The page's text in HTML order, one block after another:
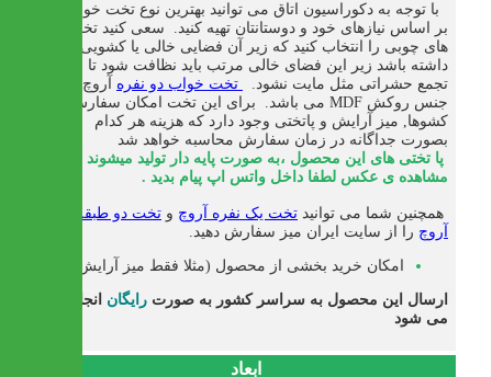
با توجه به دکوراسیون اتاق می توانید بهترین نوع تخت خواب را
بر اساس نیازهای خود و دوستانتان تهیه کنید. سعی کنید تخت
های چوبی را انتخاب کنید که زیر آن فضایی خالی یا کشویی وجود
داشته باشد زیر این فضای خالی مرتب باید نظافت شود تا محل
تجمع حشراتی مثل مایت نشود.
تخت خواب دو نفره آروچ از
جنس روکش MDF می باشد.
برای این تخت امکان سفارش
کشوها, میز آرایش و پاتختی وجود دارد که هزینه هر کدام
بصورت جداگانه در زمان سفارش محاسبه خواهد شد
پا تختی های این محصول ،به صورت پایه دار تولید میشوند . برای
مشاهده ی عکس لطفا داخل واتس اپ پیام بدید .
همچنین شما می توانید تخت یک نفره آروچ و تخت دو طبقه
آروچ را از سایت ایران میز سفارش دهید.
امکان خرید بخشی از محصول (مثلا فقط میز آرایش)
ارسال این محصول به سراسر کشور به صورت رایگان انجام
می شود
ابعاد